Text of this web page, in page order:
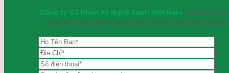
Công ty Cổ Phần Kỹ Nghệ Xanh Việt Nam rất hân
hàng đến sản phẩm của chúng tôi.Vui lòng để lại